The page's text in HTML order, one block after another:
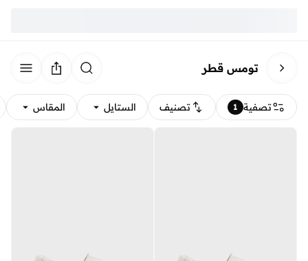
تومس قطر
تصفية 1 تصنيف الستايل المقاس